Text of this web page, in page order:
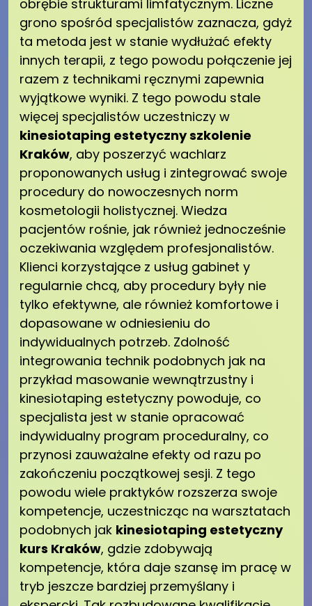
obrębie strukturami limfatycznym. Liczne
grono spośród specjalistów zaznacza, gdyż
ta metoda jest w stanie wydłużać efekty
innych terapii, z tego powodu połączenie jej
razem z technikami ręcznymi zapewnia
wyjątkowe wyniki. Z tego powodu stale
więcej specjalistów uczestniczy w
kinesiotaping estetyczny szkolenie
Kraków, aby poszerzyć wachlarz
proponowanych usług i zintegrować swoje
procedury do nowoczesnych norm
kosmetologii holistycznej. Wiedza
pacjentów rośnie, jak również jednocześnie
oczekiwania względem profesjonalistów.
Klienci korzystające z usług gabinet y
regularnie chcą, aby procedury były nie
tylko efektywne, ale również komfortowe i
dopasowane w odniesieniu do
indywidualnych potrzeb. Zdolność
integrowania technik podobnych jak na
przykład masowanie wewnątrzustny i
kinesiotaping estetyczny powoduje, co
specjalista jest w stanie opracować
indywidualny program proceduralny, co
przynosi zauważalne efekty od razu po
zakończeniu początkowej sesji. Z tego
powodu wiele praktyków rozszerza swoje
kompetencje, uczestnicząc na warsztatach
podobnych jak kinesiotaping estetyczny
kurs Kraków, gdzie zdobywają
kompetencje, która daje szansę im pracę w
tryb jeszcze bardziej przemyślany i